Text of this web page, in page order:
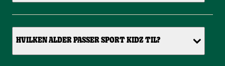
HVILKEN ALDER PASSER SPORT KIDZ TIL?